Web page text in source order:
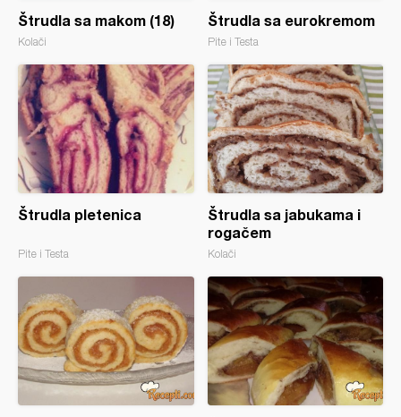
Štrudla sa makom (18)
Kolači
Štrudla sa eurokremom
Pite i Testa
Štrudla pletenica
Pite i Testa
Štrudla sa jabukama i
rogačem
Kolači